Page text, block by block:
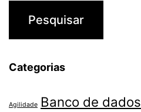
Categorias
Agilidade Banco de dados